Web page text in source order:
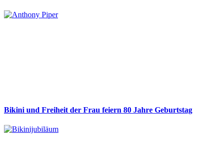
Bikini und Freiheit der Frau feiern 80 Jahre Geburtstag